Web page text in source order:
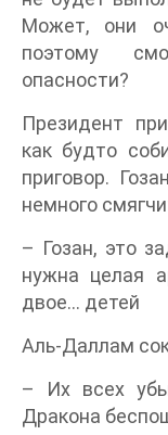
Может, они
поэтому
опасности?
Президент
как будто
приговор.
немного
– Гозан, это
нужна целая
двое... детей
Аль-Даллам
– Их всех
Дракона